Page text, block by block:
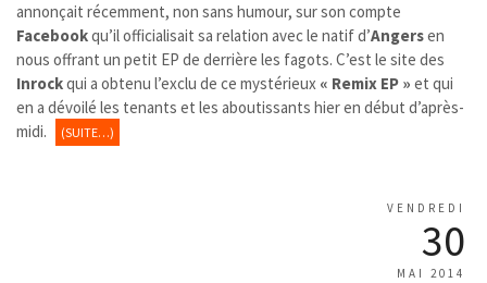
annonçait récemment, non sans humour, sur son compte
Facebookqu’il officialisait sa relation avec le natif d’Angersen
nous offrant un petit EP de derrière les fagots. C’est le site des
Inrockqui a obtenu l’exclu de ce mystérieux « Remix EP » et qui
en a dévoilé les tenants et les aboutissants hier en début d’après-
midi.
(SUITE…)
VENDREDI
30
MAI 2014